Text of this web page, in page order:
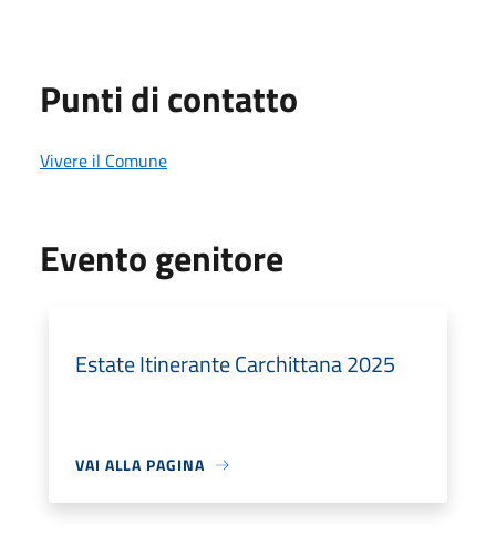
Punti di contatto
Vivere il Comune
Evento genitore
Estate Itinerante Carchittana 2025
VAI ALLA PAGINA